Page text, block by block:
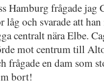
Hamburg frågade jag
och svarade att
centralt nära Elbe.
mot centrum till
frågade en dam som
bort!